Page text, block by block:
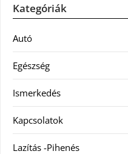
Kategóriák
Autó
Egészség
Ismerkedés
Kapcsolatok
Lazítás -Pihenés